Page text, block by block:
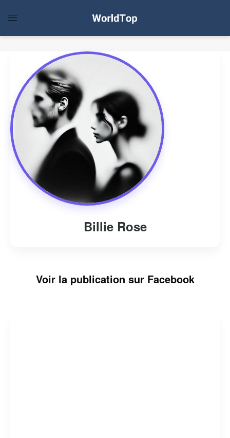
Billie Rose
Voir la publication sur Facebook